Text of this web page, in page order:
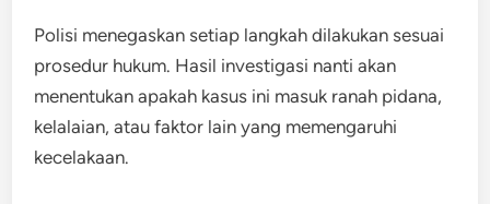
Polisi menegaskan setiap langkah dilakukan sesuai
prosedur hukum. Hasil investigasi nanti akan
menentukan apakah kasus ini masuk ranah pidana,
kelalaian, atau faktor lain yang memengaruhi
kecelakaan.